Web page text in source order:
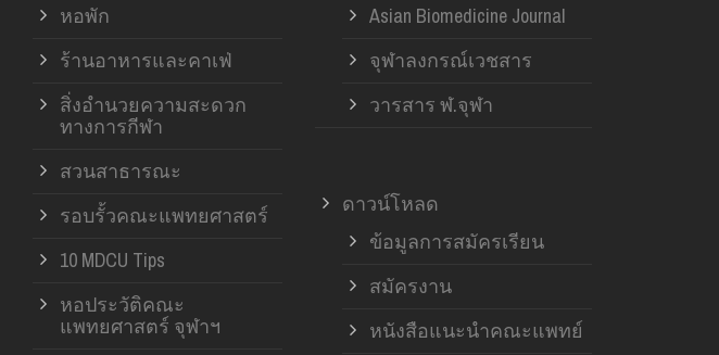
หอพัก
ร้านอาหารและคาเฟ่
สิ่งอำนวยความสะดวก
ทางการกีฬา
สวนสาธารณะ
รอบรั้วคณะแพทยศาสตร์
10 MDCU Tips
หอประวัติคณะ
แพทยศาสตร์ จุฬาฯ
Asian Biomedicine Journal
จุฬาลงกรณ์เวชสาร
วารสาร ฬ.จุฬา
ดาวน์โหลด
ข้อมูลการสมัครเรียน
สมัครงาน
หนังสือแนะนำคณะแพทย์